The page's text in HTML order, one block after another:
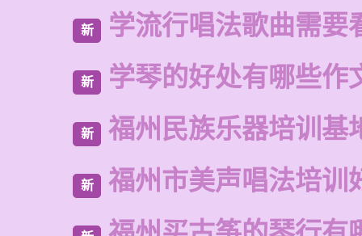
新 学流行唱法歌曲需要
新 学琴的好处有哪些作
新 福州民族乐器培训基
新 福州市美声唱法培训